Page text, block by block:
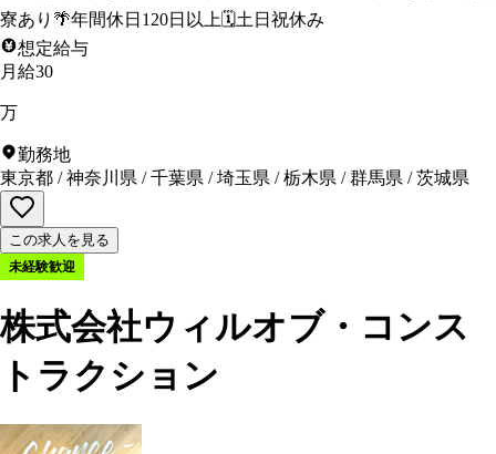
寮あり 🌴年間休日120日以上 🗓️土日祝休み
想定給与
月給30
万
勤務地
東京都 /神奈川県 /千葉県 /埼玉県 /栃木県 /群馬県 /茨城県
この求人を見る
未経験歓迎
株式会社ウィルオブ・コンス
トラクション